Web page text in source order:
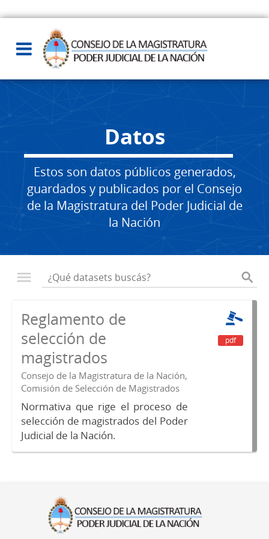
Datos
Estos son datos públicos generados,
guardados y publicados por el Consejo
de la Magistratura del Poder Judicial de
la Nación
Reglamento de
selección de
magistrados
Consejo de la Magistratura de la Nación,
Comisión de Selección de Magistrados
Normativa que rige el proceso de
selección de magistrados del Poder
Judicial de la Nación.
pdf